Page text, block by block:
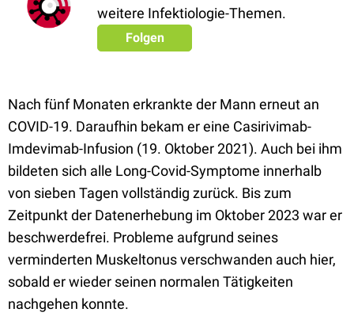
weitere Infektiologie-Themen.
Folgen
Nach fünf Monaten erkrankte der Mann erneut an
COVID-19. Daraufhin bekam er eine Casirivimab-
Imdevimab-Infusion (19. Oktober 2021). Auch bei ihm
bildeten sich alle Long-Covid-Symptome innerhalb
von sieben Tagen vollständig zurück. Bis zum
Zeitpunkt der Datenerhebung im Oktober 2023 war er
beschwerdefrei. Probleme aufgrund seines
verminderten Muskeltonus verschwanden auch hier,
sobald er wieder seinen normalen Tätigkeiten
nachgehen konnte.